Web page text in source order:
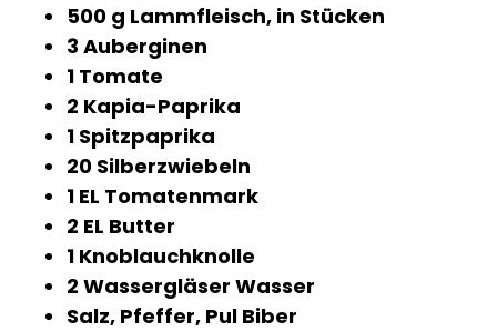
500 g Lammfleisch, in Stücken
3 Auberginen
1 Tomate
2 Kapia-Paprika
1 Spitzpaprika
20 Silberzwiebeln
1 EL Tomatenmark
2 EL Butter
1 Knoblauchknolle
2 Wassergläser Wasser
Salz, Pfeffer, Pul Biber